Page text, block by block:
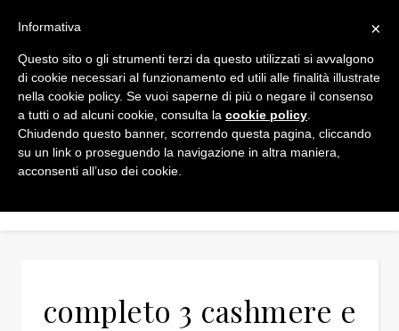
completo 3 cashmere e
×
Informativa
Questo sito o gli strumenti terzi da questo utilizzati si avvalgono
di cookie necessari al funzionamento ed utili alle finalità illustrate
nella cookie policy. Se vuoi saperne di più o negare il consenso
a tutti o ad alcuni cookie, consulta la cookie policy
Chiudendo questo banner, scorrendo questa pagina, cliccando
su un link o proseguendo la navigazione in altra maniera,
acconsenti all’uso dei cookie.